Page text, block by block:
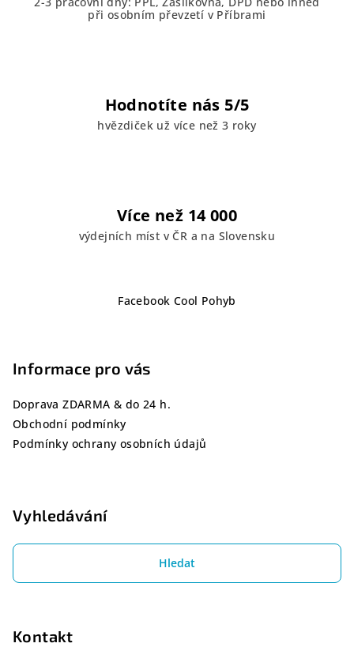
při osobním převzetí v Příbrami
Hodnotíte nás 5/5
hvězdiček už více než 3 roky
Více než 14 000
výdejních míst v ČR a na Slovensku
Facebook Cool Pohyb
Informace pro vás
Doprava ZDARMA & do 24 h.
Obchodní podmínky
Podmínky ochrany osobních údajů
Vyhledávání
Hledat
Kontakt